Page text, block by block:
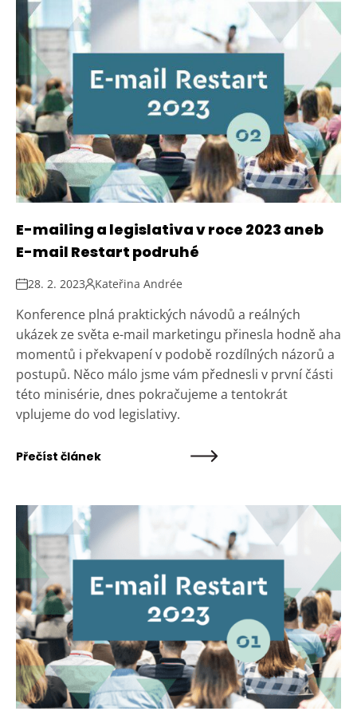
E-mailing a legislativa v roce 2023 aneb
E-mail Restart podruhé
28. 2. 2023 Kateřina Andrée
Konference plná praktických návodů a reálných
ukázek ze světa e-mail marketingu přinesla hodně aha
momentů i překvapení v podobě rozdílných názorů a
postupů. Něco málo jsme vám přednesli v první části
této minisérie, dnes pokračujeme a tentokrát
vplujeme do vod legislativy.
Přečíst článek